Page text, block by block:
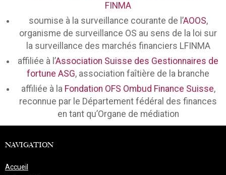
FINMA
soumise à la surveillance courante de l’AOOS,
organisme de surveillance OS au sens de la loi sur
la surveillance des marchés financiers LFINMA
affiliée à l’Association Suisse des Gestionnaires de
fortune ASG, association faîtière de la branche
affiliée à la Fondation OFS Ombud Finance Suisse,
reconnue par le Département fédéral des finances
en tant qu’Organe de médiation
NAVIGATION
Accueil